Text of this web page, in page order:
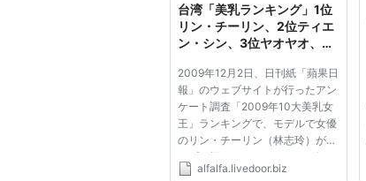
んな 5：以...
台湾「美乳ランキング」1位
リン・チーリン、2位ティエ
ン・シン、3位ヤオヤオ、4
り）:アルファルファモザイ
ク - ２ちゃんねるスレッドま
とめブログ
2009年12月2日、日刊紙「蘋果日
報」のウェブサイトが行ったアン
ケート調査「2009年10大美乳女
王」ランキングで、モデルで女優
のリン・チーリン（林志玲）がト
ップに輝いた。NOWnewsが伝え
た。 映画「レッドクリフ」で女
alfalfa.livedoor.biz